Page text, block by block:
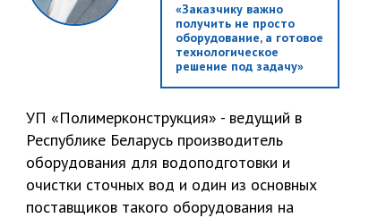
«Заказчику важно
получить не просто
оборудование, а готовое
технологическое
решение под задачу»
УП «Полимерконструкция» - ведущий в
Республике Беларусь производитель
оборудования для водоподготовки и
очистки сточных вод и один из основных
поставщиков такого оборудования на